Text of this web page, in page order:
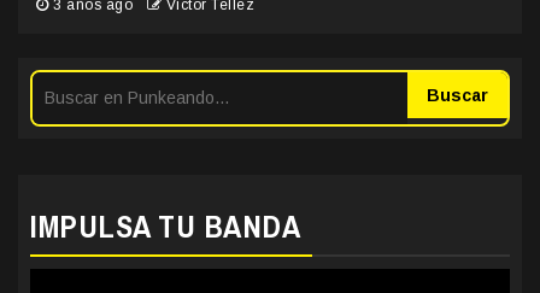
3 años ago Victor Tellez
Buscar
IMPULSA TU BANDA